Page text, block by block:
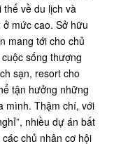
về du lịch và
mức cao. Sở hữu
mang tới cho chủ
sống thượng
sạn, resort cho
tận hưởng những
mình. Thậm chí, với
nhiều dự án bất
chủ nhân cơ hội